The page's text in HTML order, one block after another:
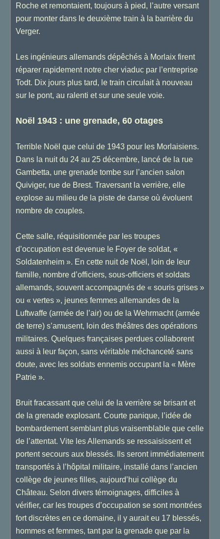
Roche et remontaient, toujours à pied, l’autre versant
pour monter dans le deuxième train à la barrière du
Verger.
Les ingénieurs allemands dépêchés à Morlaix firent
réparer rapidement notre cher viaduc par l’entreprise
Todt. Dix jours plus tard, le train circulait à nouveau
sur le pont, au ralenti et sur une seule voie.
Noël 1943 : une grenade, 60 otages
Terrible Noël que celui de 1943 pour les Morlaisiens.
Dans la nuit du 24 au 25 décembre, lancé de la rue
Gambetta, une grenade tombe sur l’ancien salon
Quiviger, rue de Brest. Traversant la verrière, elle
explose au milieu de la piste de danse où évoluent
nombre de couples.
Cette salle, réquisitionnée par les troupes
d’occupation est devenue le Foyer de soldat, «
Soldatenheim ». En cette nuit de Noël, loin de leur
famille, nombre d’officiers, sous-officiers et soldats
allemands, souvent accompagnés de « souris grises »
ou « vertes », jeunes femmes allemandes de la
Luftwaffe (armée de l’air) ou de la Wehrmacht (armée
de terre) s’amusent, loin des théâtres des opérations
militaires. Quelques françaises perdues collaborent
aussi à leur façon, sans véritable méchanceté sans
doute, avec les soldats ennemis occupant la « Mère
Patrie ».
Bruit fracassant que celui de la verrière se brisant et
de la grenade explosant. Courte panique, l’idée de
bombardement semblant plus vraisemblable que celle
de l’attentat. Vite les Allemands se ressaisissent et
portent secours aux blessés. Ils seront immédiatement
transportés à l’hôpital militaire, installé dans l’ancien
collège de jeunes filles, aujourd’hui collège du
Château. Selon divers témoignages, difficiles à
vérifier, car les troupes d’occupation se sont montrées
fort discrètes en ce domaine, il y aurait eu 17 blessés,
hommes et femmes, tant par la grenade que par la